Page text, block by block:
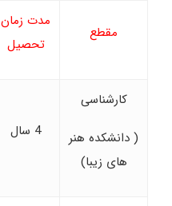
مقطع
مدت زمان
تحصیل
کارشناسی
( دانشکده هنر
های زیبا)
4 سال